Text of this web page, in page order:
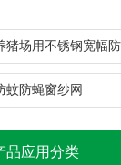
猪场用不锈钢宽幅
蚊防蝇窗纱网
品应用分类